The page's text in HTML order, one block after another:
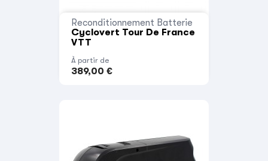
Reconditionnement Batterie
Cyclovert Tour De France
VTT
À partir de
389,00 €